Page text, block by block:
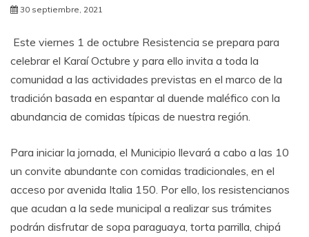
30 septiembre, 2021
Este viernes 1 de octubre Resistencia se prepara para
celebrar el Karaí Octubre y para ello invita a toda la
comunidad a las actividades previstas en el marco de la
tradición basada en espantar al duende maléfico con la
abundancia de comidas típicas de nuestra región.
Para iniciar la jornada, el Municipio llevará a cabo a las 10
un convite abundante con comidas tradicionales, en el
acceso por avenida Italia 150. Por ello, los resistencianos
que acudan a la sede municipal a realizar sus trámites
podrán disfrutar de sopa paraguaya, torta parrilla, chipá